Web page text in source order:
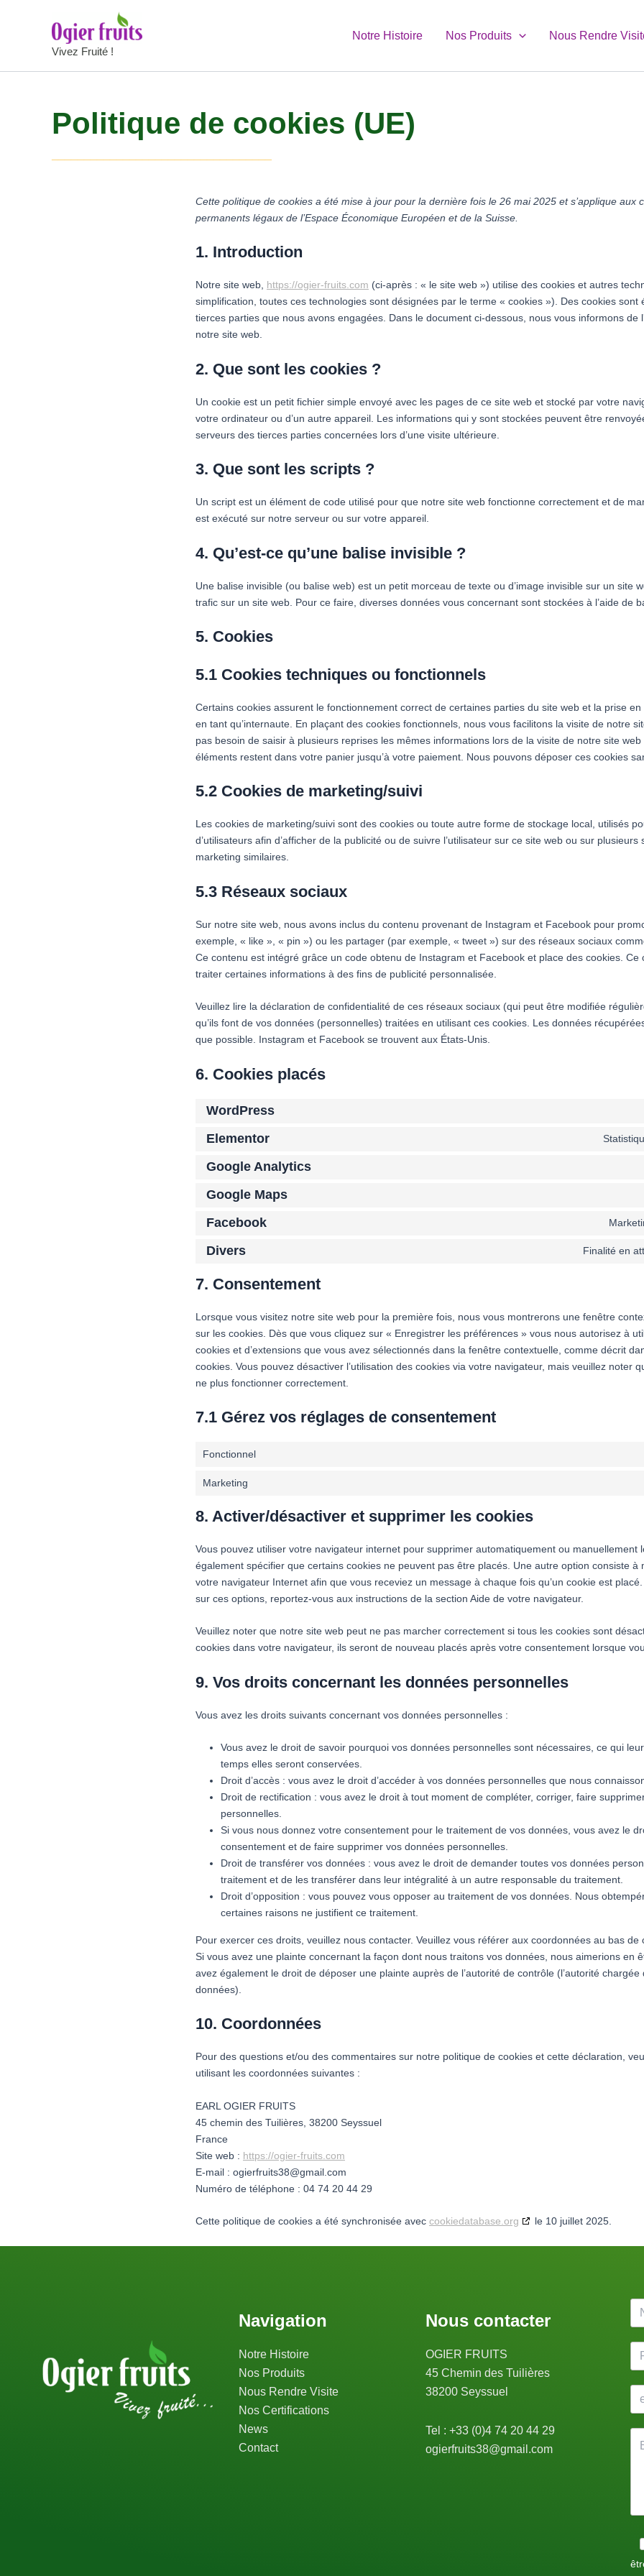
Vivez Fruité !
Notre Histoire Nos Produits Nous Rendre
Politique de cookies (UE)
Cette politique de cookies a été mise à jour pour la dernière fois le 26 mai 2025 et s’applique aux
permanents légaux de l’Espace Économique Européen et de la Suisse.
1. Introduction
Notre site web, https://ogier-fruits.com (ci-après : « le site web ») utilise des cookies et autres
simplification, toutes ces technologies sont désignées par le terme « cookies »). Des cookies sont
tierces parties que nous avons engagées. Dans le document ci-dessous, nous vous informons de
notre site web.
2. Que sont les cookies ?
Un cookie est un petit fichier simple envoyé avec les pages de ce site web et stocké par votre
votre ordinateur ou d’un autre appareil. Les informations qui y sont stockées peuvent être
serveurs des tierces parties concernées lors d’une visite ultérieure.
3. Que sont les scripts ?
Un script est un élément de code utilisé pour que notre site web fonctionne correctement et de
est exécuté sur notre serveur ou sur votre appareil.
4. Qu’est-ce qu’une balise invisible ?
Une balise invisible (ou balise web) est un petit morceau de texte ou d’image invisible sur un site
trafic sur un site web. Pour ce faire, diverses données vous concernant sont stockées à l’aide de
5. Cookies
5.1 Cookies techniques ou fonctionnels
Certains cookies assurent le fonctionnement correct de certaines parties du site web et la prise
en tant qu’internaute. En plaçant des cookies fonctionnels, nous vous facilitons la visite de notre
pas besoin de saisir à plusieurs reprises les mêmes informations lors de la visite de notre site
éléments restent dans votre panier jusqu’à votre paiement. Nous pouvons déposer ces cookies
5.2 Cookies de marketing/suivi
Les cookies de marketing/suivi sont des cookies ou toute autre forme de stockage local, utilisés
d’utilisateurs afin d’afficher de la publicité ou de suivre l’utilisateur sur ce site web ou sur
marketing similaires.
5.3 Réseaux sociaux
Sur notre site web, nous avons inclus du contenu provenant de Instagram et Facebook pour
exemple, « like », « pin ») ou les partager (par exemple, « tweet ») sur des réseaux sociaux
Ce contenu est intégré grâce un code obtenu de Instagram et Facebook et place des cookies. Ce
traiter certaines informations à des fins de publicité personnalisée.
Veuillez lire la déclaration de confidentialité de ces réseaux sociaux (qui peut être modifiée
qu’ils font de vos données (personnelles) traitées en utilisant ces cookies. Les données
que possible. Instagram et Facebook se trouvent aux États-Unis.
6. Cookies placés
WordPress
Elementor
Google Analytics
Google Maps
Facebook
Divers Finalité en
7. Consentement
Lorsque vous visitez notre site web pour la première fois, nous vous montrerons une fenêtre
sur les cookies. Dès que vous cliquez sur « Enregistrer les préférences » vous nous autorisez à
cookies et d’extensions que vous avez sélectionnés dans la fenêtre contextuelle, comme décrit
cookies. Vous pouvez désactiver l’utilisation des cookies via votre navigateur, mais veuillez noter
ne plus fonctionner correctement.
7.1 Gérez vos réglages de consentement
Fonctionnel
Marketing
8. Activer/désactiver et supprimer les cookies
Vous pouvez utiliser votre navigateur internet pour supprimer automatiquement ou manuellement
également spécifier que certains cookies ne peuvent pas être placés. Une autre option consiste à
votre navigateur Internet afin que vous receviez un message à chaque fois qu’un cookie est
sur ces options, reportez-vous aux instructions de la section Aide de votre navigateur.
Veuillez noter que notre site web peut ne pas marcher correctement si tous les cookies sont
cookies dans votre navigateur, ils seront de nouveau placés après votre consentement lorsque
9. Vos droits concernant les données personnelles
Vous avez les droits suivants concernant vos données personnelles :
Vous avez le droit de savoir pourquoi vos données personnelles sont nécessaires, ce qui
temps elles seront conservées.
Droit d’accès : vous avez le droit d’accéder à vos données personnelles que nous
Droit de rectification : vous avez le droit à tout moment de compléter, corriger, faire
personnelles.
Si vous nous donnez votre consentement pour le traitement de vos données, vous avez le
consentement et de faire supprimer vos données personnelles.
Droit de transférer vos données : vous avez le droit de demander toutes vos données
traitement et de les transférer dans leur intégralité à un autre responsable du traitement.
Droit d’opposition : vous pouvez vous opposer au traitement de vos données. Nous
certaines raisons ne justifient ce traitement.
Pour exercer ces droits, veuillez nous contacter. Veuillez vous référer aux coordonnées au bas de
Si vous avez une plainte concernant la façon dont nous traitons vos données, nous aimerions en
avez également le droit de déposer une plainte auprès de l’autorité de contrôle (l’autorité
données).
10. Coordonnées
Pour des questions et/ou des commentaires sur notre politique de cookies et cette déclaration,
utilisant les coordonnées suivantes :
EARL OGIER FRUITS
45 chemin des Tuilières, 38200 Seyssuel
France
Site web : https://ogier-fruits.com
E-mail : ogierfruits38@gmail.com
Numéro de téléphone : 04 74 20 44 29
Cette politique de cookies a été synchronisée avec cookiedatabase.org le 10 juillet 2025.
Navigation
Notre Histoire
Nos Produits
Nous Rendre Visite
Nos Certifications
News
Contact
Nous contacter
OGIER FRUITS
45 Chemin des Tuilières
38200 Seyssuel
Tel : +33 (0)4 74 20 44 29
ogierfruits38@gmail.com